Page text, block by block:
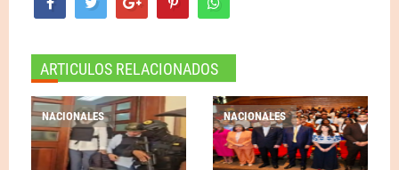
ARTICULOS RELACIONADOS
NACIONALES NACIONALES